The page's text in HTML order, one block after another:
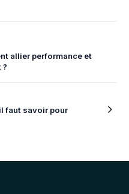
allier performance et
?
faut savoir pour